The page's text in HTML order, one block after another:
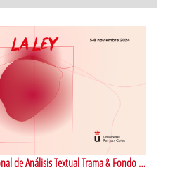
de Análisis Textual Trama & Fondo -